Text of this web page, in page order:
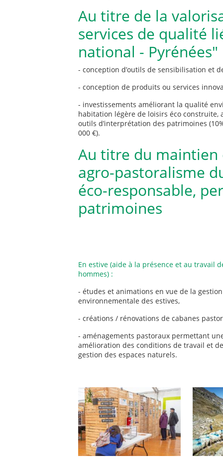
Au titre de la
services de qualité
national - Pyrénées"
- conception d’outils de sensibilisation et
- conception de produits ou services
- investissements améliorant la qualité
habitation légère de loisirs éco construite,
outils d’interprétation des patrimoines
000 €).
Au titre du
agro-pastoralisme
éco-responsable,
patrimoines
En estive (aide à la présence et au travail
hommes) :
- études et animations en vue de la gestion
environnementale des estives,
- créations / rénovations de cabanes
- aménagements pastoraux permettant
amélioration des conditions de travail et de
gestion des espaces naturels.